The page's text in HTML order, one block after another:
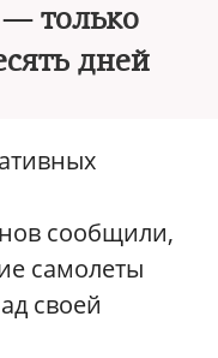
только
дней
сообщили,
самолеты
своей